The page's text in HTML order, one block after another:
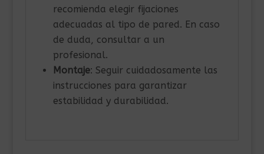
recomienda elegir fijaciones
adecuadas al tipo de pared. En caso
de duda, consultar a un
profesional.
Montaje: Seguir cuidadosamente las
instrucciones para garantizar
estabilidad y durabilidad.